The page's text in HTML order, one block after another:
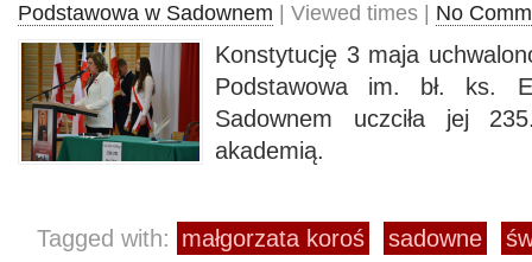
Podstawowa w Sadownem | Viewed times | No
Konstytucję 3 maja
Podstawowa im. bł. ks.
Sadownem uczciła jej
akademią.
Tagged with: małgorzata koroś sadowne